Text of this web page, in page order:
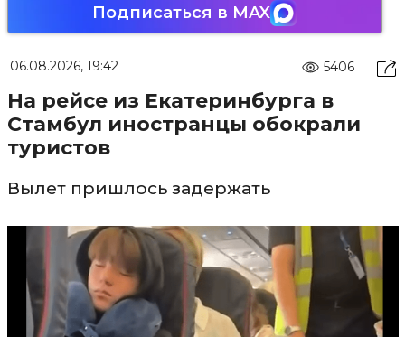
Подписаться в MAX
06.08.2026, 19:42 5406
На рейсе из Екатеринбурга в
Стамбул иностранцы обокрали
туристов
Вылет пришлось задержать